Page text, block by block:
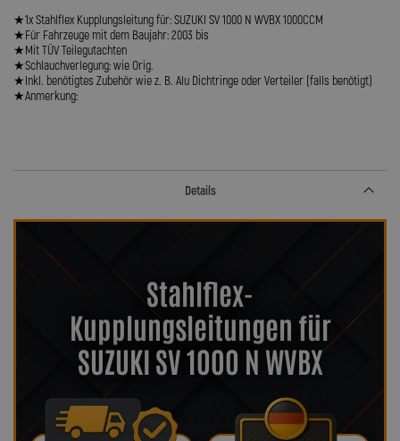
★1x Stahlflex Kupplungsleitung für: SUZUKI SV 1000 N WVBX 1000CCM
★Für Fahrzeuge mit dem Baujahr: 2003 bis
★Mit TÜV Teilegutachten
★Schlauchverlegung: wie Orig.
★Inkl. benötigtes Zubehör wie z. B. Alu Dichtringe oder Verteiler (falls benötigt)
★Anmerkung:
Details
Stahlflex-
Kupplungsleitungen für
SUZUKI SV 1000 N WVBX